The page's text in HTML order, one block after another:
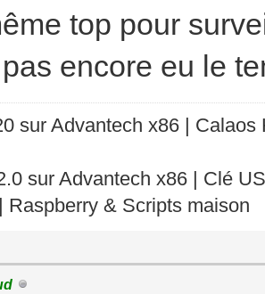
top pour
encore eu le
sur Advantech x86 |
sur Advantech x86 | Clé
Raspberry & Scripts maison